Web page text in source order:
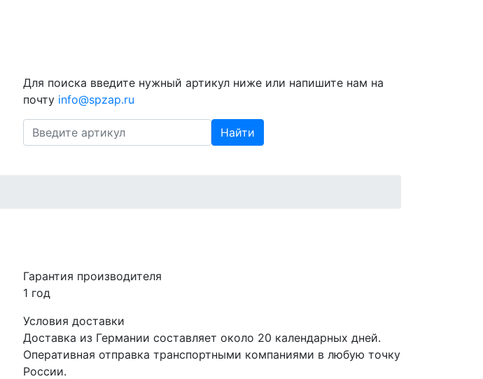
Для поиска введите нужный артикул ниже или напишите нам на
почту info@spzap.ru
Найти
Гарантия производителя
1 год
Условия доставки
Доставка из Германии составляет около 20 календарных дней.
Оперативная отправка транспортными компаниями в любую точку
России.